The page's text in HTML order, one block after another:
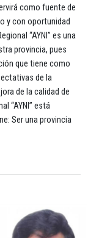
como fuente de
y con oportunidad
“AYNI” es una
provincia, pues
que tiene como
de la
de la calidad de
“AYNI” está
Ser una provincia